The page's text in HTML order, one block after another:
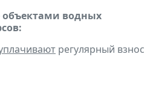
объектами водных
регулярный взнос